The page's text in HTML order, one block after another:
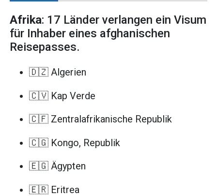
Afrika: 17 Länder verlangen ein Visum
für Inhaber eines afghanischen
Reisepasses.
🇩🇿 Algerien
🇨🇻 Kap Verde
🇨🇫 Zentralafrikanische Republik
🇨🇬 Kongo, Republik
🇪🇬 Ägypten
🇪🇷 Eritrea